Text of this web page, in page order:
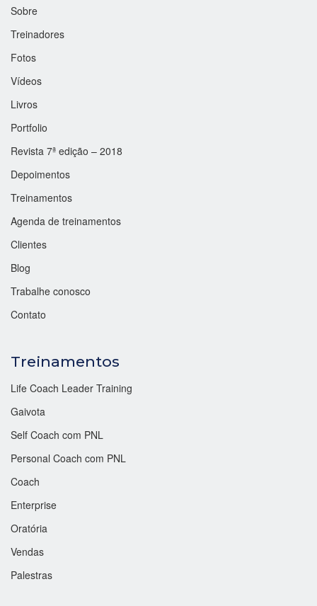
Sobre
Treinadores
Fotos
Vídeos
Livros
Portfolio
Revista 7ª edição – 2018
Depoimentos
Treinamentos
Agenda de treinamentos
Clientes
Blog
Trabalhe conosco
Contato
Treinamentos
Life Coach Leader Training
Gaivota
Self Coach com PNL
Personal Coach com PNL
Coach
Enterprise
Oratória
Vendas
Palestras